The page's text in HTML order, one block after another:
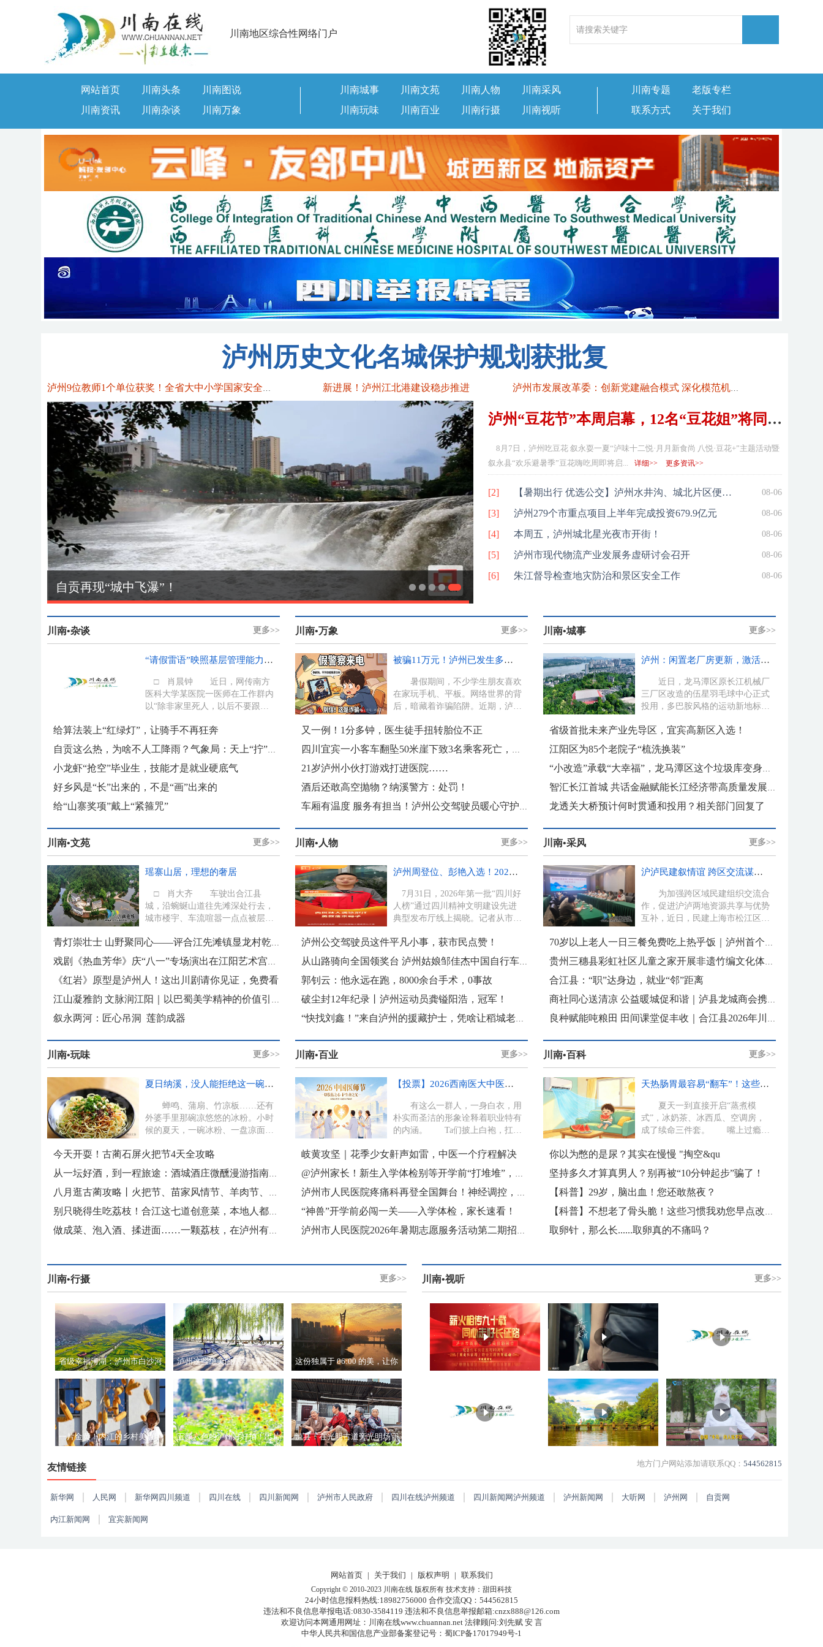
川南地区综合性网络门户
网站首页 川南头条
川南图说
川南资讯
川南杂谈 川南万象
川南城事 川南文苑 川南人物
川南采风
川南玩味
川南百业 川南行摄 川南视听
川南专题
老版专栏
联系方式
关于我们
泸州历史文化名城保护规划获批复
新进展！泸州江北港建设稳步推进
长钢轨焊接收官！渝昆高铁迈入全面铺轨新阶段
泸州“豆花节”本周启幕，12名“豆花姐”将同台比拼
8月7日，泸州吃豆花 叙永耍一夏“泸味十二悦·月月新食尚 八悦·豆花+”主题活动暨
叙永县“欢乐避暑季”豆花嗨吃周即将启...
详细>> 更多资讯>>
[2] 【暑期出行 优选公交】泸州水井沟、城北片区便捷公交出行攻略 08-06
[3] 泸州279个市重点项目上半年完成投资679.9亿元 08-06
[4] 本周五，泸州城北星光夜市开街！ 08-06
[5] 泸州市现代物流产业发展务虚研讨会召开 08-06
[6] 朱江督导检查地灾防治和景区安全工作 08-06
川南•杂谈 更多>>
“请假雷语”映照基层管理能力考题
□ 肖晨钟 近日，网传南方
医科大学某医院一医师在工作群内
以“除非家里死人，以后不要跟我
假...
给算法装上“红绿灯”，让骑手不再狂奔
小龙虾“抢空”毕业生，技能才是就业硬底气
好乡风是“长”出来的，不是“画”出来的
给“山寨奖项”戴上“紧箍咒”
川南•文苑 更多>>
瑶寨山居，理想的奢居
□ 肖大齐 车驶出合江县
城，沿蜿蜒山道往先滩深处行去，
城市楼宇、车流喧嚣一点点被层叠
山居...
《红岩》原型是泸州人！这出川剧请你见证，免费看
叙永两河：匠心吊洞 莲韵成器
川南•玩味 更多>>
夏日纳溪，没人能拒绝这一碗“凉”
蝉鸣、蒲扇、竹凉板……还有
外婆手里那碗凉悠悠的冰粉。小时
候的夏天，一碗冰粉、一盘凉面，
了，...
今天开耍！古蔺石屏火把节4天全攻略
川南•万象 更多>>
被骗11万元！泸州已发生多起，专门针对这类人群！
暑假期间，不少学生朋友喜欢
在家玩手机、平板。网络世界的背
后，暗藏着诈骗陷阱。近期，泸州
小...
又一例！1分多钟，医生徒手扭转胎位不正
21岁泸州小伙打游戏打进医院……
酒后还敢高空抛物？纳溪警方：处罚！
川南•人物 更多>>
泸州周登位、彭艳入选！2026年第一批“四川好人榜”揭晓
7月31日，2026年第一批“四川好
人榜”通过四川精神文明建设先进
典型发布厅线上揭晓。记者从市文
泸州公交驾驶员这件平凡小事，获市民点赞！
郭钊云：他永远在跑，8000余台手术，0事故
破尘封12年纪录丨泸州运动员龚镒阳浩，冠军！
川南•百业 更多>>
【投票】2026西南医大中医院“十佳医生”评选来了，快来打call！
有这么一群人，一身白衣，用
朴实而圣洁的形象诠释着职业特有
的内涵。 Ta们披上白袍，扛起
岐黄攻坚｜花季少女鼾声如雷，中医一个疗程解决
“神兽”开学前必闯一关——入学体检，家长速看！
川南•城事 更多>>
泸州：闲置老厂房更新，激活新动能
近日，龙马潭区原长江机械厂
三厂区改造的伍星羽毛球中心正式
投用，多巴胺风格的运动新地标成
向“活...
省级首批未来产业先导区，宜宾高新区入选！
江阳区为85个老院子“梳洗换装”
龙透关大桥预计何时贯通和投用？相关部门回复了
川南•采风 更多>>
沪泸民建叙情谊 跨区交流谋发展｜民建上海市松江区委莅泸开展共建交流活动
为加强跨区域民建组织交流合
作，促进沪泸两地资源共享与优势
互补，近日，民建上海市松江区委
队...
合江县：“职”达身边，就业“邻”距离
川南•百科 更多>>
天热肠胃最容易“翻车”！这些坑别再踩了
夏天一到直接开启“蒸煮模
式”，冰奶茶、冰西瓜、空调房，
成了续命三件套。 嘴上过瘾
口、大...
你以为憋的是尿？其实在慢慢 "掏空&qu
坚持多久才算真男人？别再被“10分钟起步”骗了！
【科普】29岁，脑出血！您还敢熬夜？
取卵针，那么长......取卵真的不痛吗？
川南•行摄 更多>>
省级幸福河湖：泸州市白沙河
泸州这些绝美的江景，从一条
鱼开始！
这份独属于 06:00 的美，让你
爱上泸州的城北
一片金黄！内江的乡村美翻了
五颜六色的泸州好好拍！出片
泸县：在光明古道旁光明场守
川南•视听 更多>>
友情链接 地方门户网站添加请联系QQ： 544562815
新华网 人民网 新华网四川频道 四川在线 四川新闻网 泸州市人民政府 四川在线泸州频道 四川新闻网泸州频道 泸州新闻网 大听网 泸州网 自贡网
内江新闻网 宜宾新闻网
网站首页 | 关于我们 | 版权声明 | 联系我们
Copyright © 2010-2023 川南在线 版权所有 技术支持： 甜田科技
24小时信息报料热线:18982756000 合作交流QQ： 544562815
违法和不良信息举报电话:0830-3584119 违法和不良信息举报邮箱:cnzx888@126.com
欢迎访问本网通用网址：川南在线www.chuannan.net 法律顾问:刘先赋 安 言
中华人民共和国信息产业部备案登记号： 蜀ICP备17017949号-1